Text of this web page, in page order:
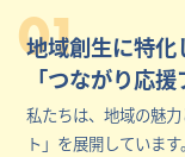
01
地域創生に特化
「つながり応
私たちは、地域の魅
ト」を展開していま